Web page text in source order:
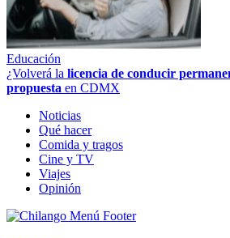
Educación
¿Volverá la licencia de conducir
propuesta en CDMX
Noticias
Qué hacer
Comida y tragos
Cine y TV
Viajes
Opinión